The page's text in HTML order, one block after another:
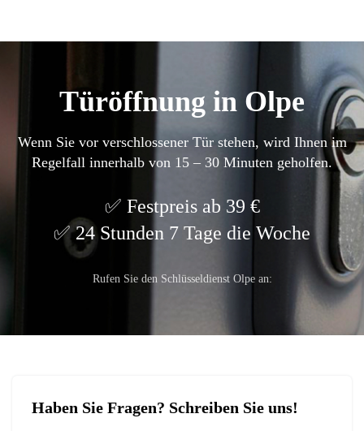
Türöffnung in Olpe
Wenn Sie vor verschlossener Tür stehen, wird Ihnen im
Regelfall innerhalb von 15 – 30 Minuten geholfen.
Festpreis ab 39 €
24 Stunden 7 Tage die Woche
Rufen Sie den Schlüsseldienst Olpe an:
Haben Sie Fragen? Schreiben Sie uns!